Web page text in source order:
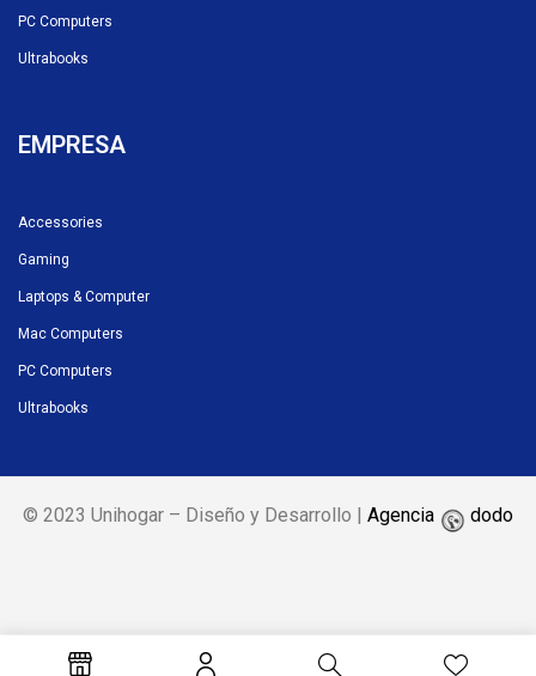
PC Computers
Ultrabooks
EMPRESA
Accessories
Gaming
Laptops & Computer
Mac Computers
PC Computers
Ultrabooks
© 2023 Unihogar – Diseño y Desarrollo | Agencia dodo